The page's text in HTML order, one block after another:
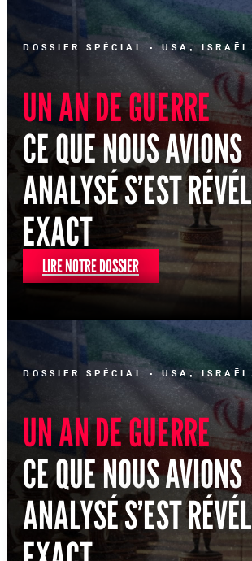
DOSSIER SPÉCIAL · USA,
UN AN DE GUERRE
CE QUE NOUS AVIONS
ANALYSÉ S’EST
EXACT
LIRE NOTRE DOSSIER
DOSSIER SPÉCIAL · USA,
UN AN DE GUERRE
CE QUE NOUS AVIONS
ANALYSÉ S’EST